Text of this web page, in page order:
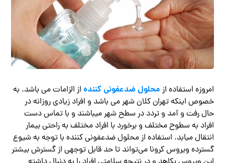
امروزه استفاده از محلول ضدعفونی کننده از الزامات می باشد. به
خصوص اینکه تهران کلان شهر می باشد و افراد زیادی روزانه در
حال رفت و آمد و تردد در سطح شهر میباشند و با تماس دست
افراد به سطوح مختلف و برخورد با افراد مختلف به راحتی بیمار
انتقال میابد. استفاده از محلول ضدعفونی کننده با توجه به شیوع
گسترده ویروس کرونا می‌تواند تا حد قابل توجهی از گسترش بیشتر